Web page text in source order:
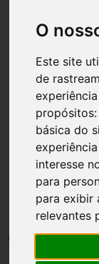
O
Este site
de
propósitos:
básica do
interesse
para
para exibir
relevantes
Página inicial Casa
Cozinha
por Luh Dantas